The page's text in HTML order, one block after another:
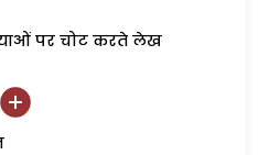
पर चोट करते लेख